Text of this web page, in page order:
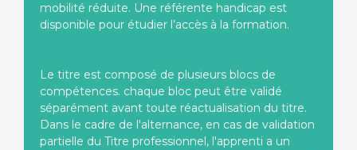
mobilité réduite. Une référente handicap est
disponible pour étudier l’accès à la formation.
Le titre est composé de plusieurs blocs de
compétences. chaque bloc peut être validé
séparément avant toute réactualisation du titre.
Dans le cadre de l'alternance, en cas de validation
partielle du Titre professionnel, l'apprenti a un